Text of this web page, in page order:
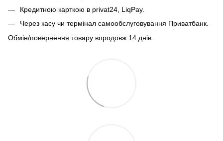
Кредитною карткою в privat24, LiqPay.
Через касу чи термінал самообслуговування Приватбанк.
Обмін/повернення товару впродовж 14 днів.